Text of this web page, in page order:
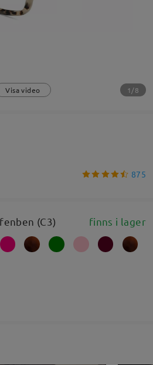
Visa video 1/8
875
(C3) finns i lager